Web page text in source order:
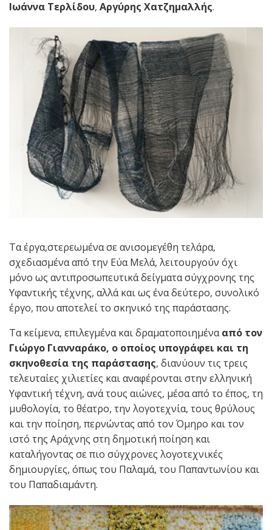
Ιωάννα Τερλίδου, Αργύρης Χατζημαλλής.
Τα έργα,στερεωμένα σε ανισομεγέθη τελάρα,
σχεδιασμένα από την Εύα Μελά, λειτουργούν όχι
μόνο ως αντιπροσωπευτικά δείγματα σύγχρονης της
Υφαντικής τέχνης, αλλά και ως ένα δεύτερο, συνολικό
έργο, που αποτελεί το σκηνικό της παράστασης.
Τα κείμενα, επιλεγμένα και δραματοποιημένααπό τον
Γιώργο Γιανναράκο, ο οποίος υπογράφει και τη
σκηνοθεσία της παράστασης, διανύουν τις τρεις
τελευταίες χιλιετίες και αναφέρονται στην ελληνική
Υφαντική τέχνη, ανά τους αιώνες, μέσα από το έπος, τη
μυθολογία, το θέατρο, την λογοτεχνία, τους θρύλους
και την ποίηση, περνώντας από τον Όμηρο και τον
ιστό της Αράχνης στη δημοτική ποίηση και
καταλήγοντας σε πιο σύγχρονες λογοτεχνικές
δημιουργίες, όπως του Παλαμά, του Παπαντωνίου και
του Παπαδιαμάντη.